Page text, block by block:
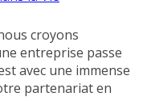
croyons
entreprise passe
avec une immense
partenariat en